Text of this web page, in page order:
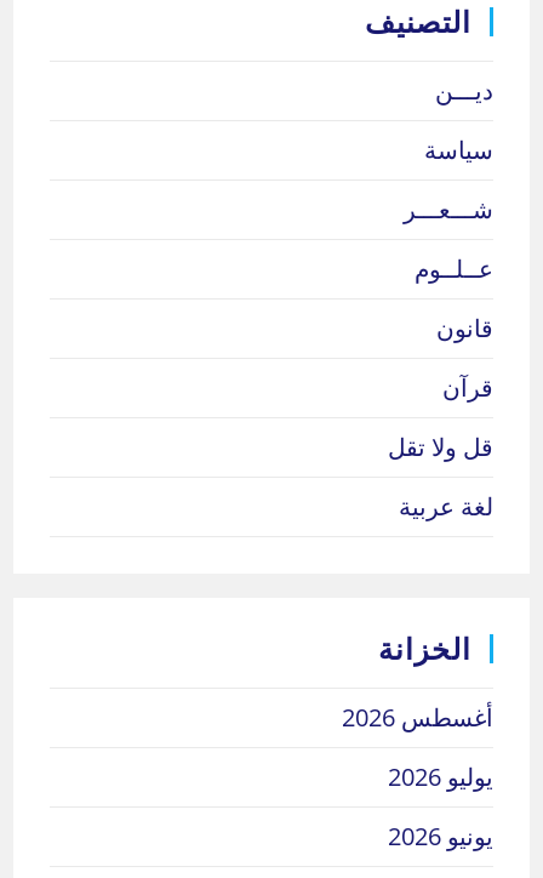
التصنيف
ديـــن
سياسة
شـــعـــر
عــلــوم
قانون
قرآن
قل ولا تقل
لغة عربية
الخزانة
أغسطس 2026
يوليو 2026
يونيو 2026